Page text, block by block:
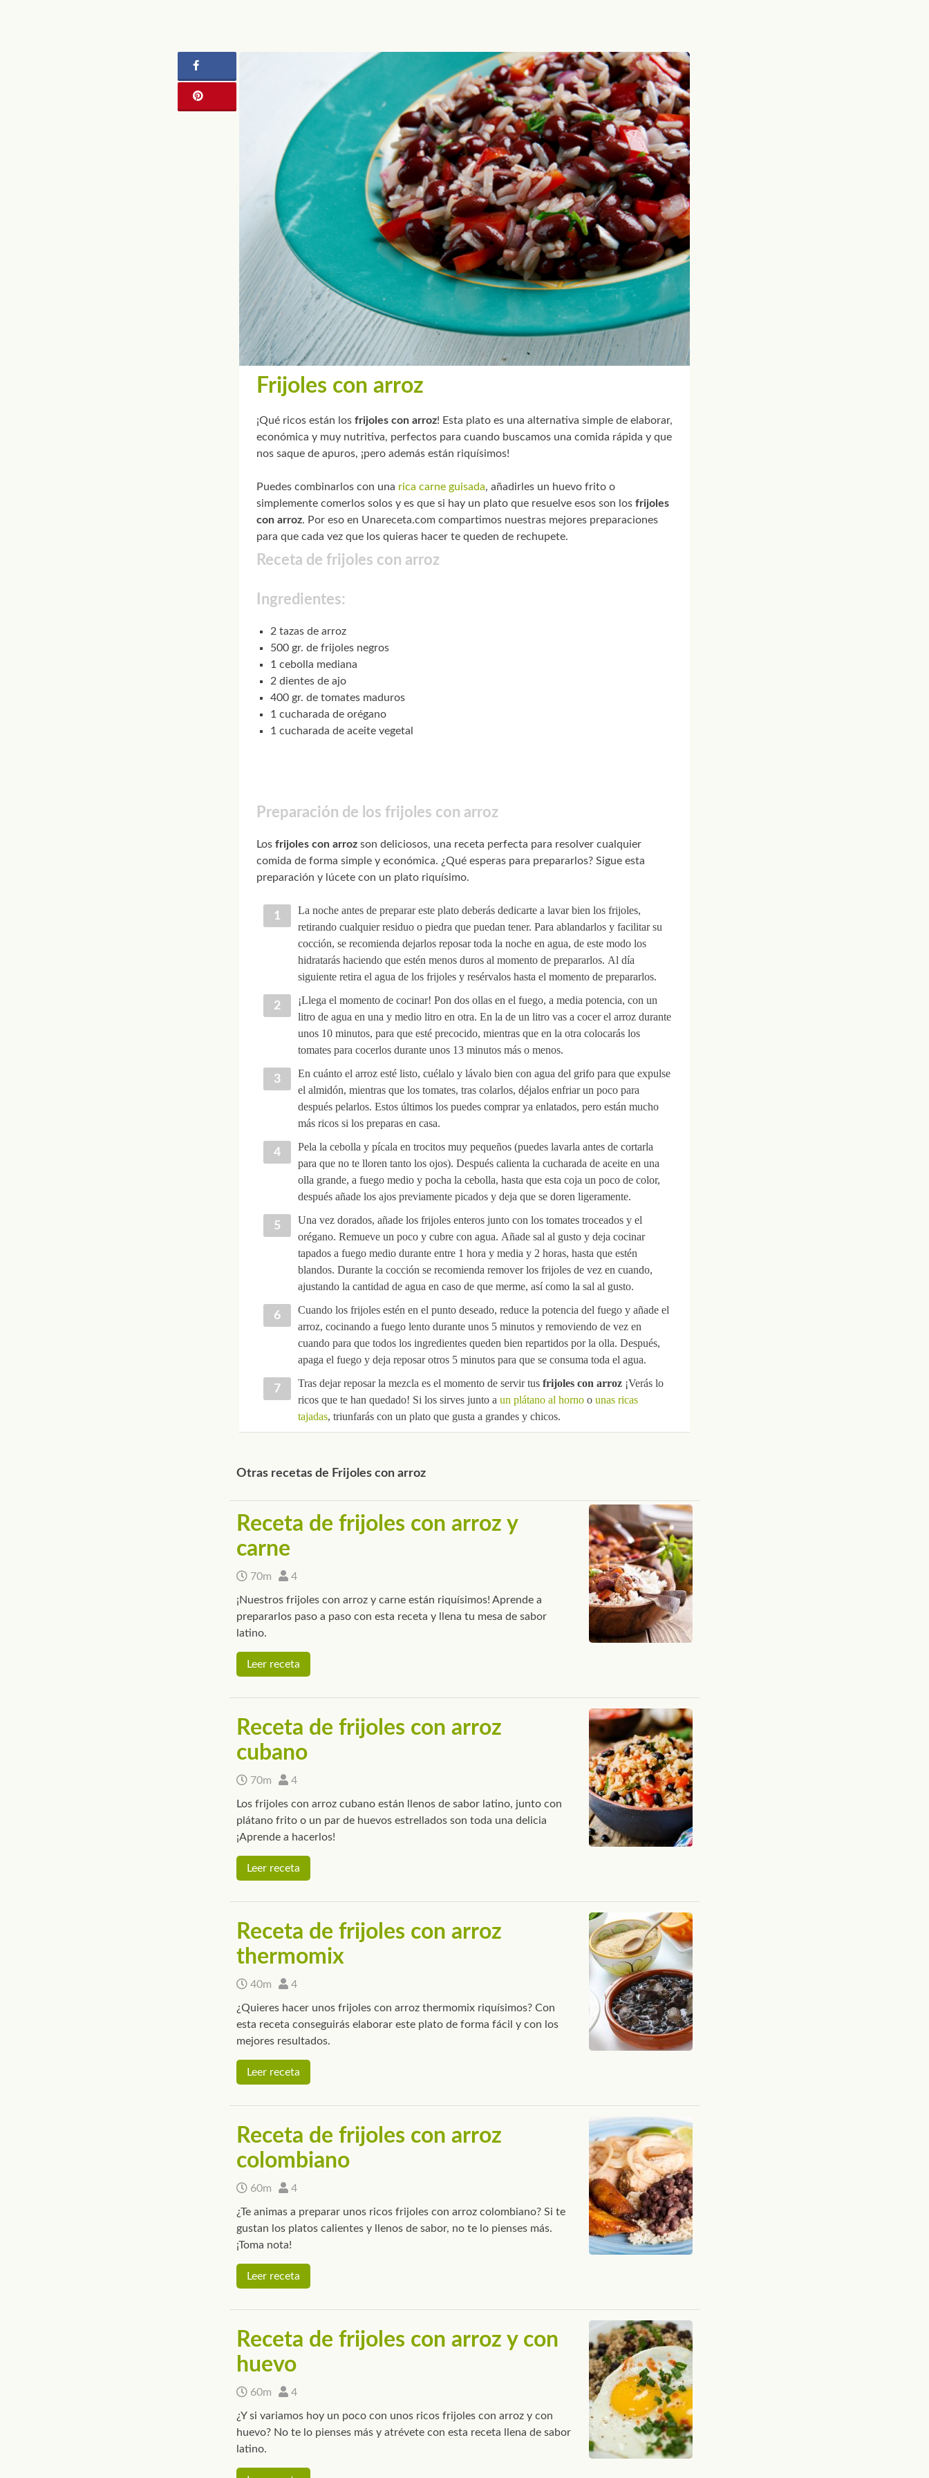
Frijoles con arroz
¡Qué ricos están los frijoles con arroz! Esta plato es una alternativa simple de elaborar,
económica y muy nutritiva, perfectos para cuando buscamos una comida rápida y que
nos saque de apuros, ¡pero además están riquísimos!
Puedes combinarlos con una rica carne guisada, añadirles un huevo frito o
simplemente comerlos solos y es que si hay un plato que resuelve esos son los frijoles
con arroz. Por eso en Unareceta.com compartimos nuestras mejores preparaciones
para que cada vez que los quieras hacer te queden de rechupete.
Receta de frijoles con arroz
Ingredientes:
2 tazas de arroz
500 gr. de frijoles negros
1 cebolla mediana
2 dientes de ajo
400 gr. de tomates maduros
1 cucharada de orégano
1 cucharada de aceite vegetal
Preparación de los frijoles con arroz
Los frijoles con arrozson deliciosos, una receta perfecta para resolver cualquier
comida de forma simple y económica. ¿Qué esperas para prepararlos? Sigue esta
preparación y lúcete con un plato riquísimo.
La noche antes de preparar este plato deberás dedicarte a lavar bien los frijoles,
retirando cualquier residuo o piedra que puedan tener. Para ablandarlos y facilitar su
cocción, se recomienda dejarlos reposar toda la noche en agua, de este modo los
hidratarás haciendo que estén menos duros al momento de prepararlos. Al día
siguiente retira el agua de los frijoles y resérvalos hasta el momento de prepararlos.
¡Llega el momento de cocinar! Pon dos ollas en el fuego, a media potencia, con un
litro de agua en una y medio litro en otra. En la de un litro vas a cocer el arroz durante
unos 10 minutos, para que esté precocido, mientras que en la otra colocarás los
tomates para cocerlos durante unos 13 minutos más o menos.
En cuánto el arroz esté listo, cuélalo y lávalo bien con agua del grifo para que expulse
el almidón, mientras que los tomates, tras colarlos, déjalos enfriar un poco para
después pelarlos. Estos últimos los puedes comprar ya enlatados, pero están mucho
más ricos si los preparas en casa.
Pela la cebolla y pícala en trocitos muy pequeños (puedes lavarla antes de cortarla
para que no te lloren tanto los ojos). Después calienta la cucharada de aceite en una
olla grande, a fuego medio y pocha la cebolla, hasta que esta coja un poco de color,
después añade los ajos previamente picados y deja que se doren ligeramente.
Una vez dorados, añade los frijoles enteros junto con los tomates troceados y el
orégano. Remueve un poco y cubre con agua. Añade sal al gusto y deja cocinar
tapados a fuego medio durante entre 1 hora y media y 2 horas, hasta que estén
blandos. Durante la cocción se recomienda remover los frijoles de vez en cuando,
ajustando la cantidad de agua en caso de que merme, así como la sal al gusto.
Cuando los frijoles estén en el punto deseado, reduce la potencia del fuego y añade el
arroz, cocinando a fuego lento durante unos 5 minutos y removiendo de vez en
cuando para que todos los ingredientes queden bien repartidos por la olla. Después,
apaga el fuego y deja reposar otros 5 minutos para que se consuma toda el agua.
Tras dejar reposar la mezcla es el momento de servir tusfrijoles con arroz¡Verás lo
ricos que te han quedado! Si los sirves junto a un plátano al hornoo unas ricas
tajadas, triunfarás con un plato que gusta a grandes y chicos.
Otras recetas de Frijoles con arroz
Receta de frijoles con arroz y
carne
70m 4
¡Nuestros frijoles con arroz y carne están riquísimos! Aprende a
prepararlos paso a paso con esta receta y llena tu mesa de sabor
latino.
Leer receta
Receta de frijoles con arroz
cubano
70m 4
Los frijoles con arroz cubano están llenos de sabor latino, junto con
plátano frito o un par de huevos estrellados son toda una delicia
¡Aprende a hacerlos!
Leer receta
Receta de frijoles con arroz
thermomix
40m 4
¿Quieres hacer unos frijoles con arroz thermomix riquísimos? Con
esta receta conseguirás elaborar este plato de forma fácil y con los
mejores resultados.
Leer receta
Receta de frijoles con arroz
colombiano
60m 4
¿Te animas a preparar unos ricos frijoles con arroz colombiano? Si te
gustan los platos calientes y llenos de sabor, no te lo pienses más.
¡Toma nota!
Leer receta
Receta de frijoles con arroz y con
huevo
60m 4
¿Y si variamos hoy un poco con unos ricos frijoles con arroz y con
huevo? No te lo pienses más y atrévete con esta receta llena de sabor
latino.